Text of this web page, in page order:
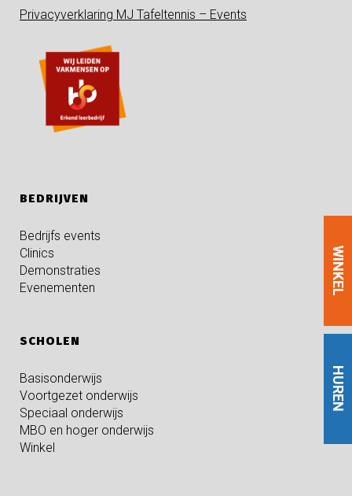
HUREN
WINKEL
Privacyverklaring MJ Tafeltennis – Events
BEDRIJVEN
Bedrijfs events
Clinics
Demonstraties
Evenementen
SCHOLEN
Basisonderwijs
Voortgezet onderwijs
Speciaal onderwijs
MBO en hoger onderwijs
Winkel